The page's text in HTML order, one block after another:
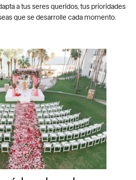
a tus seres queridos, tus prioridades
que se desarrolle cada momento.